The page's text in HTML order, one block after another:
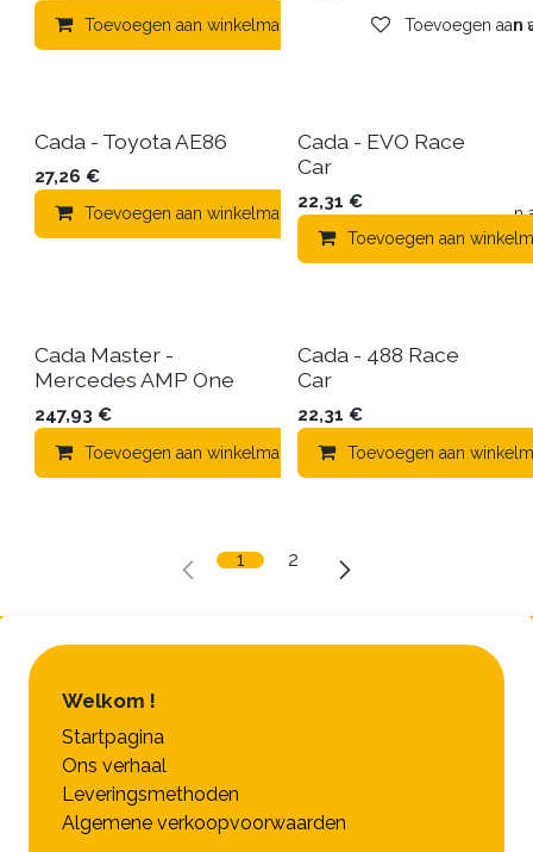
Toevoegen aan winkelmandje Toevoegen
Toevoegen aan
Cada - Toyota AE86
27,26 €
Toevoegen aan winkelmandje Toevoegen
Cada - EVO Race
Car
22,31 €
Toevoegen aan
Cada Master -
Mercedes AMP One
247,93 €
Toevoegen aan winkelmandje Toevoegen
Cada - 488 Race
Car
22,31 €
Toevoegen aan
1 2
Welkom !
Startpagina
Ons verhaal
Leveringsmethoden
Algemene verkoopvoorwaarden